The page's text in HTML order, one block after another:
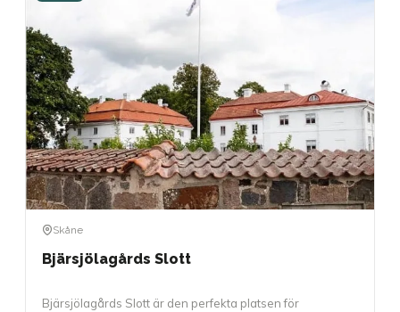
Skåne
Bjärsjölagårds Slott
Bjärsjölagårds Slott är den perfekta platsen för